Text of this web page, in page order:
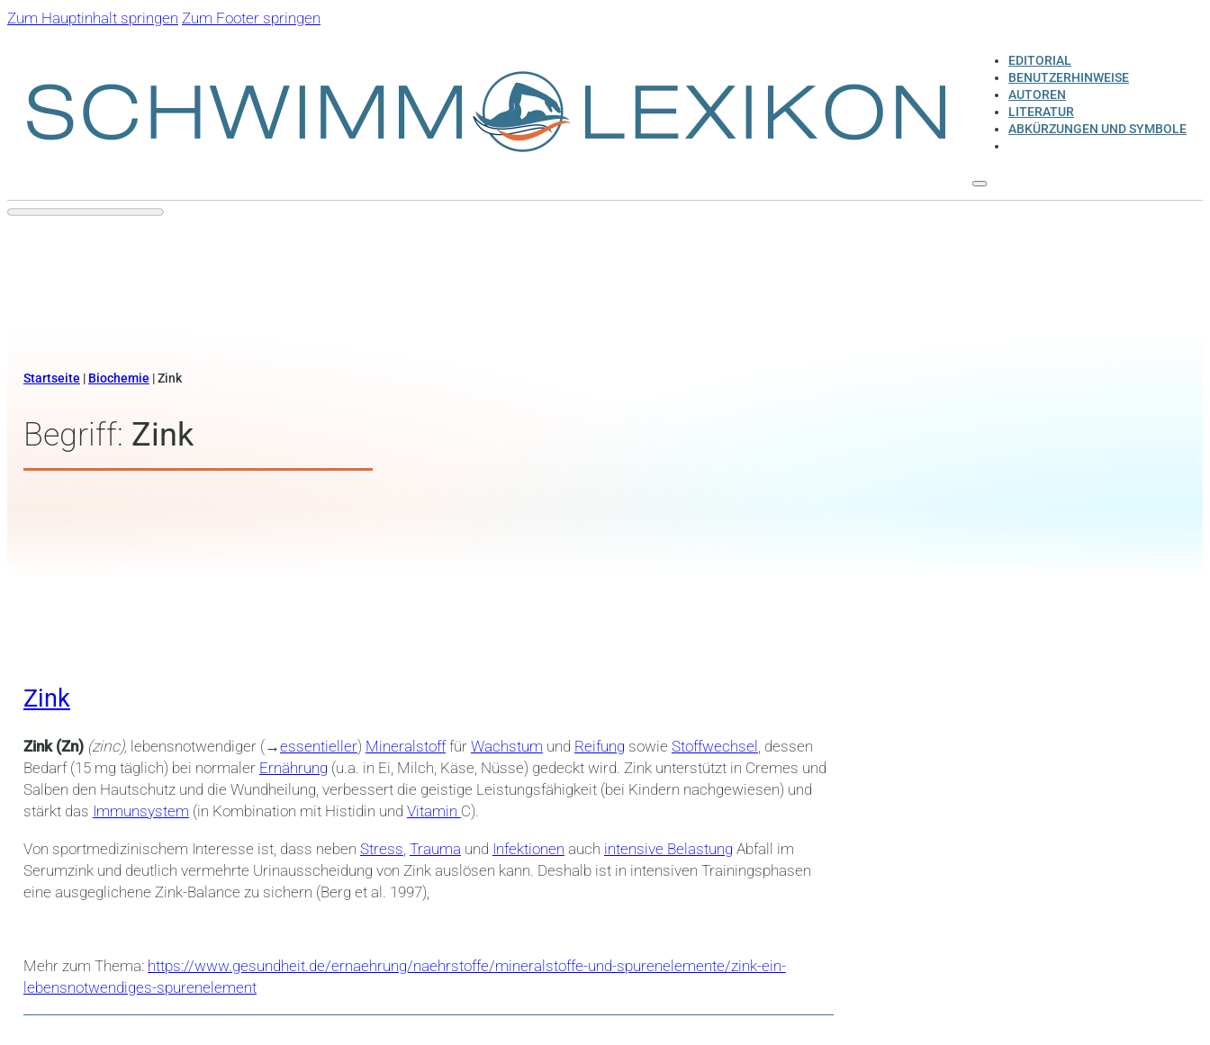
Zum Hauptinhalt springen Zum Footer springen
EDITORIAL
BENUTZERHINWEISE
AUTOREN
LITERATUR
ABKÜRZUNGEN UND SYMBOLE
Startseite | Biochemie |Zink
Begriff: Zink
Zink
Zink (Zn) (zinc), lebensnotwendiger (→essentieller) Mineralstofffür Wachstum und Reifung sowie Stoffwechsel , dessen
Bedarf (15 mg täglich) bei normaler Ernährung (u.a. in Ei, Milch, Käse, Nüsse) gedeckt wird. Zink unterstützt in Cremes und
Salben den Hautschutz und die Wundheilung, verbessert die geistige Leistungsfähigkeit (bei Kindern nachgewiesen) und
stärkt das Immunsystem (in Kombination mit Histidin und Vitamin C).
Von sportmedizinischem Interesse ist, dass neben Stress Trauma und Infektionen auch intensive Belastung Abfall im
Serumzink und deutlich vermehrte Urinausscheidung von Zink auslösen kann. Deshalb ist in intensiven Trainingsphasen
eine ausgeglichene Zink-Balance zu sichern (Berg et al. 1997),
Mehr zum Thema: https://www.gesundheit.de/ernaehrung/naehrstoffe/mineralstoffe-und-spurenelemente/zink-ein-
lebensnotwendiges-spurenelement